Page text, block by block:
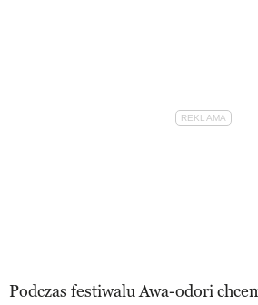
Podczas festiwalu Awa-odori